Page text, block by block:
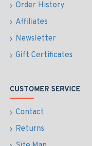
Order History
Affiliates
Newsletter
Gift Certificates
CUSTOMER SERVICE
Contact
Returns